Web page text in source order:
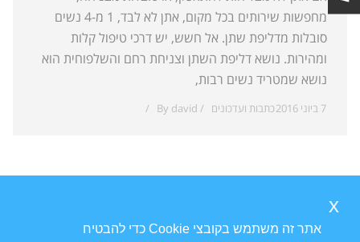
מחפשות שירותים בכל מקום, אתן לא לבד, 1 מ-4 נשים
סובלות מדליפת שתן. אל חשש, יש דרכי טיפול קלות
ומהירות. נושא דליפת השתן וצניחת רחם והשלפוחית הוא
נושא שמטריד נשים רבות,
7 ביוני 2016 כתבות ועדכונים By david
אתר זה משתמש בקובצי Cookie כדי להבטיח
x